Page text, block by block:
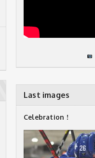
Last images
Celebration !